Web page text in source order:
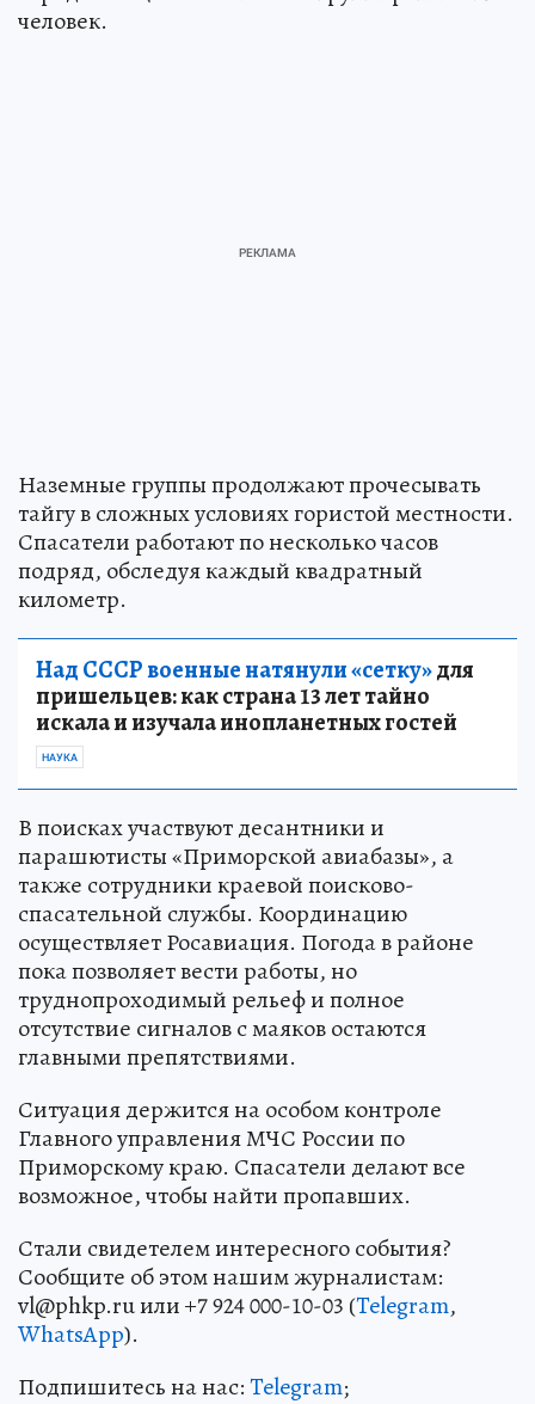
человек.
Наземные группы продолжают прочесывать
тайгу в сложных условиях гористой местности.
Спасатели работают по несколько часов
подряд, обследуя каждый квадратный
километр.
Над СССР военные натянули «сетку»для
пришельцев: как страна 13 лет тайно
искала и изучала инопланетных гостей
НАУКА
В поисках участвуют десантники и
парашютисты «Приморской авиабазы», а
также сотрудники краевой поисково-
спасательной службы. Координацию
осуществляет Росавиация. Погода в районе
пока позволяет вести работы, но
труднопроходимый рельеф и полное
отсутствие сигналов с маяков остаются
главными препятствиями.
Ситуация держится на особом контроле
Главного управления МЧС России по
Приморскому краю. Спасатели делают все
возможное, чтобы найти пропавших.
Стали свидетелем интересного события?
Сообщите об этом нашим журналистам:
vl@phkp.ru или +7 924 000-10-03 (Telegram,
WhatsApp).
Подпишитесь на нас:Telegram;